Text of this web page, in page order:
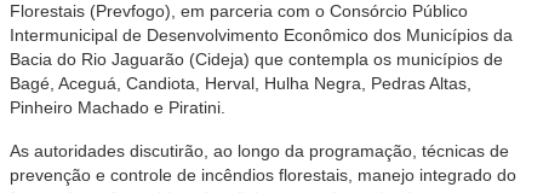
Florestais (Prevfogo), em parceria com o Consórcio Público
Intermunicipal de Desenvolvimento Econômico dos Municípios da
Bacia do Rio Jaguarão (Cideja) que contempla os municípios de
Bagé, Aceguá, Candiota, Herval, Hulha Negra, Pedras Altas,
Pinheiro Machado e Piratini.
As autoridades discutirão, ao longo da programação, técnicas de
prevenção e controle de incêndios florestais, manejo integrado do